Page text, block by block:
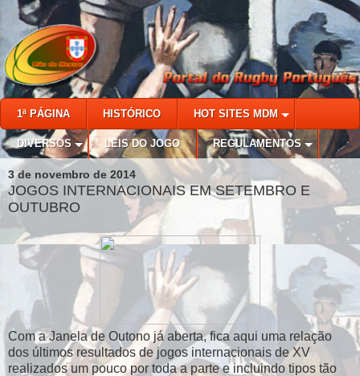
1ª PÁGINA HISTÓRICO HOT SITES MDM
DIVERSOS LEIS DO JOGO REGULAMENTOS
3 de novembro de 2014
JOGOS INTERNACIONAIS EM SETEMBRO E
OUTUBRO
Com a Janela de Outono já aberta, fica aqui uma relação
dos últimos resultados de jogos internacionais de XV
realizados um pouco por toda a parte e incluindo tipos tão